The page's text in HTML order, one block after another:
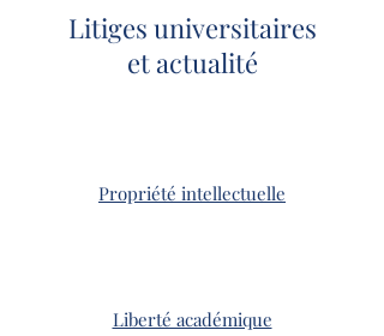
Litiges universitaires
et actualité
Propriété intellectuelle
Liberté académique